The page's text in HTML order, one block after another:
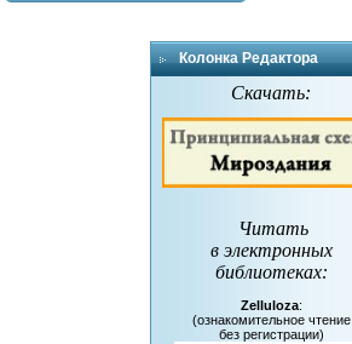
Колонка Редактора
Скачать:
Читать
в электронных
библиотеках:
Zelluloza:
(ознакомительное чтение
без регистрации)